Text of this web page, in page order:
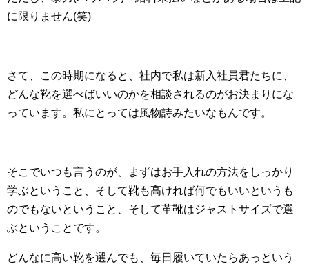
に限りません(笑)
さて、この時期になると、社内で私は新入社員君たちに、
どんな靴を選べばいいのかを相談されるのがお決まりにな
っています。私にとっては風物詩みたいなもんです。
そこでいつも言うのが、まずはお手入れの方法をしっかり
学ぶということ、そして靴も高ければ何でもいいというも
のでもないということ、そして革靴はジャストサイズで選
ぶということです。
どんなに高い靴を選んでも、毎日履いていたらあっという